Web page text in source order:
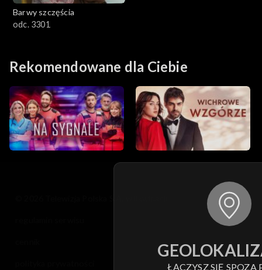
Barwy szczęścia
odc. 3301
Rekomendowane dla Ciebie
ŁĄCZYSZ SIĘ SPOZA